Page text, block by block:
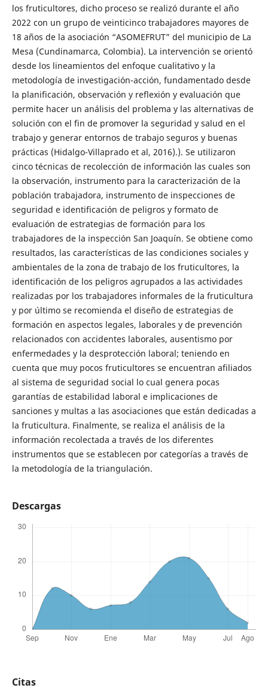
los fruticultores, dicho proceso se realizó durante el año
2022 con un grupo de veinticinco trabajadores mayores de
18 años de la asociación “ASOMEFRUT” del municipio de La
Mesa (Cundinamarca, Colombia). La intervención se orientó
desde los lineamientos del enfoque cualitativo y la
metodología de investigación-acción, fundamentado desde
la planificación, observación y reflexión y evaluación que
permite hacer un análisis del problema y las alternativas de
solución con el fin de promover la seguridad y salud en el
trabajo y generar entornos de trabajo seguros y buenas
prácticas (Hidalgo-Villaprado et al, 2016).). Se utilizaron
cinco técnicas de recolección de información las cuales son
la observación, instrumento para la caracterización de la
población trabajadora, instrumento de inspecciones de
seguridad e identificación de peligros y formato de
evaluación de estrategias de formación para los
trabajadores de la inspección San Joaquín. Se obtiene como
resultados, las características de las condiciones sociales y
ambientales de la zona de trabajo de los fruticultores, la
identificación de los peligros agrupados a las actividades
realizadas por los trabajadores informales de la fruticultura
y por último se recomienda el diseño de estrategias de
formación en aspectos legales, laborales y de prevención
relacionados con accidentes laborales, ausentismo por
enfermedades y la desprotección laboral; teniendo en
cuenta que muy pocos fruticultores se encuentran afiliados
al sistema de seguridad social lo cual genera pocas
garantías de estabilidad laboral e implicaciones de
sanciones y multas a las asociaciones que están dedicadas a
la fruticultura. Finalmente, se realiza el análisis de la
información recolectada a través de los diferentes
instrumentos que se establecen por categorías a través de
la metodología de la triangulación.
Descargas
Citas